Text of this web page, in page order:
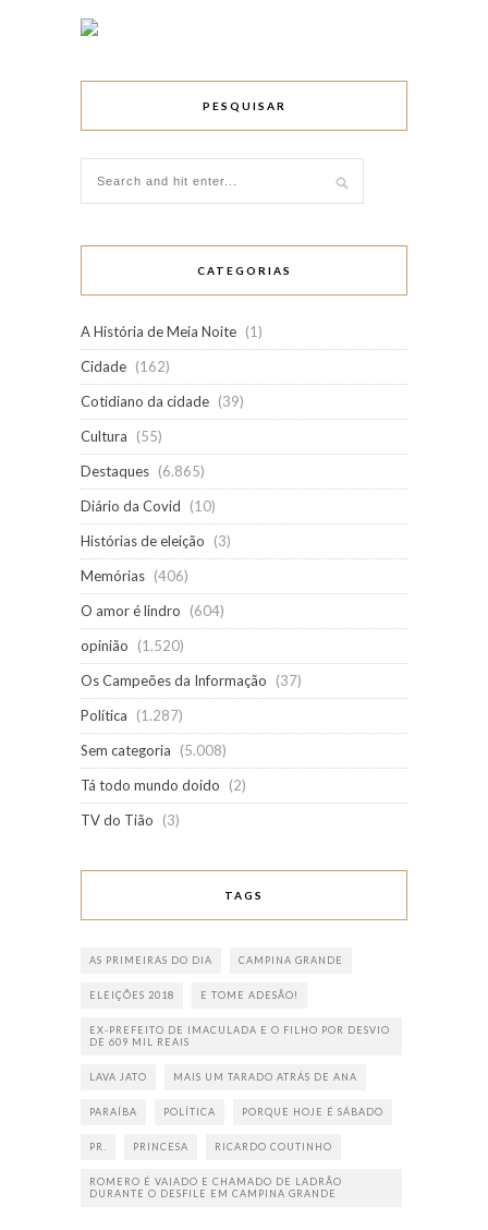
PESQUISAR
CATEGORIAS
A História de Meia Noite (1)
Cidade (162)
Cotidiano da cidade (39)
Cultura
(55)
Destaques (6.865)
Diário da Covid
(10)
Histórias de eleição
(3)
Memórias (406)
O amor é lindro
(604)
opinião
(1.520)
Os Campeões da Informação
(37)
Política
(1.287)
Sem categoria
(5.008)
Tá todo mundo doido
(2)
TV do Tião
(3)
TAGS
AS PRIMEIRAS DO DIA CAMPINA GRANDE
ELEIÇÕES 2018 E TOME ADESÃO!
EX-PREFEITO DE IMACULADA E O FILHO POR DESVIO
DE 609 MIL REAIS
LAVA JATO MAIS UM TARADO ATRÁS DE ANA
PARAÍBA POLÍTICA PORQUE HOJE É SÁBADO
PR. PRINCESA RICARDO COUTINHO
ROMERO É VAIADO E CHAMADO DE LADRÃO
DURANTE O DESFILE EM CAMPINA GRANDE